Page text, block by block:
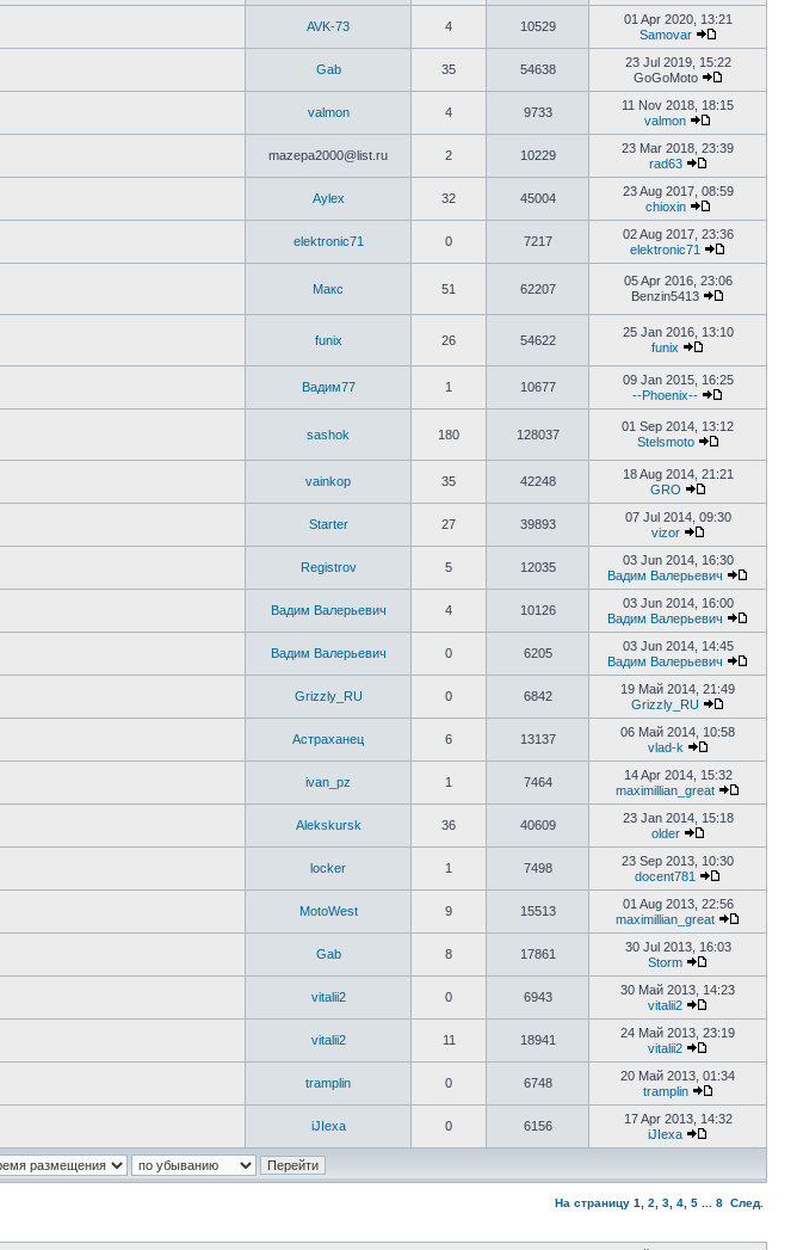
AVK-73 4 10529
01 Apr 2020, 13:21
Samovar
Gab 35 54638
23 Jul 2019, 15:22
GoGoMoto
valmon 4 9733
11 Nov 2018, 18:15
valmon
mazepa2000@list.ru 2 10229
23 Mar 2018, 23:39
rad63
Aylex 32 45004
23 Aug 2017, 08:59
chioxin
elektronic71 0 7217
02 Aug 2017, 23:36
elektronic71
Макс 51 62207
05 Apr 2016, 23:06
Benzin5413
funix 26 54622
25 Jan 2016, 13:10
funix
Вадим77 1 10677
09 Jan 2015, 16:25
--Phoenix--
sashok 180 128037
01 Sep 2014, 13:12
Stelsmoto
vainkop 35 42248
18 Aug 2014, 21:21
GRO
Starter 27 39893
07 Jul 2014, 09:30
vizor
Registrov 5 12035
03 Jun 2014, 16:30
Вадим Валерьевич
Вадим Валерьевич 4 10126
03 Jun 2014, 16:00
Вадим Валерьевич
Вадим Валерьевич 0 6205
03 Jun 2014, 14:45
Вадим Валерьевич
Grizzly_RU 0 6842
19 Май 2014, 21:49
Grizzly_RU
Астраханец 6 13137
06 Май 2014, 10:58
vlad-k
ivan_pz 1 7464
14 Apr 2014, 15:32
maximillian_great
Alekskursk 36 40609
23 Jan 2014, 15:18
older
locker 1 7498
23 Sep 2013, 10:30
docent781
MotoWest 9 15513
01 Aug 2013, 22:56
maximillian_great
Gab 8 17861
30 Jul 2013, 16:03
Storm
vitalii2 0 6943
30 Май 2013, 14:23
vitalii2
vitalii2 11 18941
24 Май 2013, 23:19
vitalii2
tramplin 0 6748
20 Май 2013, 01:34
tramplin
iJIexa 0 6156
17 Apr 2013, 14:32
iJIexa
На страницу 1 2 3 4 5 8 След.